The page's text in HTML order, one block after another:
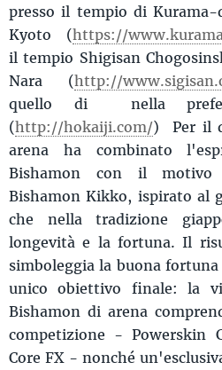
presso il tempio di
Kyoto (https://
il tempio Shigisan
Nara (http://
quello di nella
(http://hokaiji.com/) Per il
arena ha combinato
Bishamon con il motivo
Bishamon Kikko, ispirato al
che nella tradizione
longevità e la fortuna. Il
simboleggia la buona
unico obiettivo finale: la
Bishamon di arena
competizione - Powerskin
Core FX - nonché